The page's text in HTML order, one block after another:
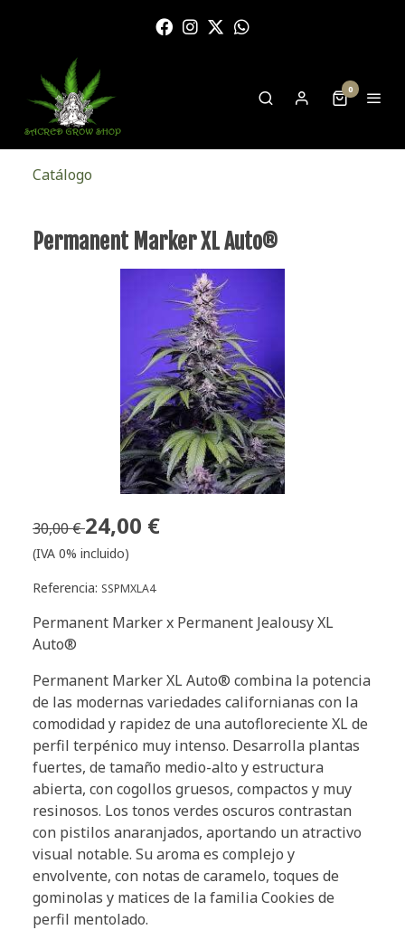
0
Catálogo
Permanent Marker XL Auto®
30,00 €24,00 €
(IVA 0% incluido)
Referencia: SSPMXLA4
Permanent Marker x Permanent Jealousy XL
Auto®
Permanent Marker XL Auto® combina la potencia
de las modernas variedades californianas con la
comodidad y rapidez de una autofloreciente XL de
perfil terpénico muy intenso. Desarrolla plantas
fuertes, de tamaño medio-alto y estructura
abierta, con cogollos gruesos, compactos y muy
resinosos. Los tonos verdes oscuros contrastan
con pistilos anaranjados, aportando un atractivo
visual notable. Su aroma es complejo y
envolvente, con notas de caramelo, toques de
gominolas y matices de la familia Cookies de
perfil mentolado.